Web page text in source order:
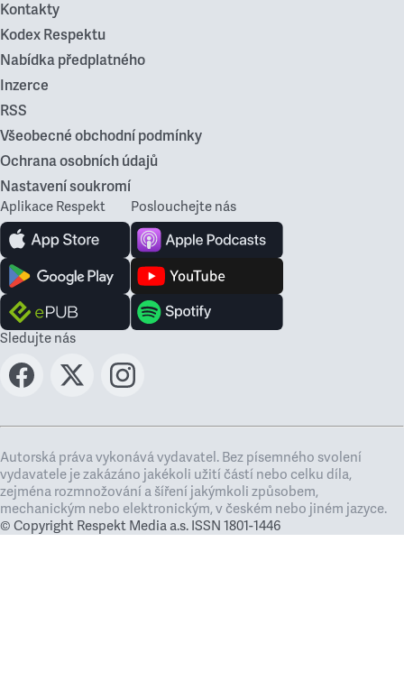
Kontakty
Kodex Respektu
Nabídka předplatného
Inzerce
RSS
Všeobecné obchodní podmínky
Ochrana osobních údajů
Nastavení soukromí
Aplikace Respekt Poslouchejte nás
Sledujte nás
Autorská práva vykonává vydavatel. Bez písemného svolení
vydavatele je zakázáno jakékoli užití částí nebo celku díla,
zejména rozmnožování a šíření jakýmkoli způsobem,
mechanickým nebo elektronickým, v českém nebo jiném jazyce.
© Copyright Respekt Media a.s. ISSN 1801-1446